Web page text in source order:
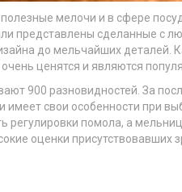
мелочи и в сфере
представлены сделанные с
до мельчайших деталей.
ценятся и являются
900 разновидностей. За
свои особенности при
регулировки помола, а
оценки присутствовавших